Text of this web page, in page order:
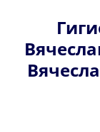
содержимому